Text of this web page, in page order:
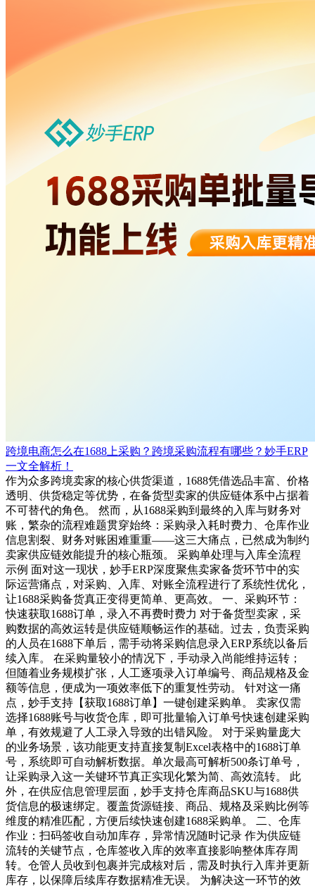
跨境电商怎么在1688上采购？跨境采购流程有哪些？妙手ERP
一文全解析！
作为众多跨境卖家的核心供货渠道，1688凭借选品丰富、价格
透明、供货稳定等优势，在备货型卖家的供应链体系中占据着
不可替代的角色。 然而，从1688采购到最终的入库与财务对
账，繁杂的流程难题贯穿始终：采购录入耗时费力、仓库作业
信息割裂、财务对账困难重重——这三大痛点，已然成为制约
卖家供应链效能提升的核心瓶颈。 采购单处理与入库全流程
示例 面对这一现状，妙手ERP深度聚焦卖家备货环节中的实
际运营痛点，对采购、入库、对账全流程进行了系统性优化，
让1688采购备货真正变得更简单、更高效。 一、采购环节：
快速获取1688订单，录入不再费时费力 对于备货型卖家，采
购数据的高效运转是供应链顺畅运作的基础。过去，负责采购
的人员在1688下单后，需手动将采购信息录入ERP系统以备后
续入库。 在采购量较小的情况下，手动录入尚能维持运转；
但随着业务规模扩张，人工逐项录入订单编号、商品规格及金
额等信息，便成为一项效率低下的重复性劳动。 针对这一痛
点，妙手支持【获取1688订单】一键创建采购单。 卖家仅需
选择1688账号与收货仓库，即可批量输入订单号快速创建采购
单，有效规避了人工录入导致的出错风险。 对于采购量庞大
的业务场景，该功能更支持直接复制Excel表格中的1688订单
号，系统即可自动解析数据。单次最高可解析500条订单号，
让采购录入这一关键环节真正实现化繁为简、高效流转。 此
外，在供应信息管理层面，妙手支持仓库商品SKU与1688供
货信息的极速绑定。覆盖货源链接、商品、规格及采购比例等
维度的精准匹配，方便后续快速创建1688采购单。 二、仓库
作业：扫码签收自动加库存，异常情况随时记录 作为供应链
流转的关键节点，仓库签收入库的效率直接影响整体库存周
转。仓管人员收到包裹并完成核对后，需及时执行入库并更新
库存，以保障后续库存数据精准无误。 为解决这一环节的效